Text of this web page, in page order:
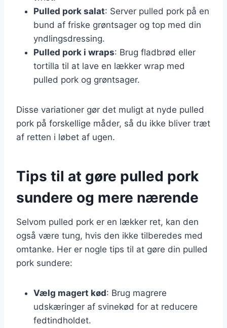
Pulled pork salat: Server pulled pork på en
bund af friske grøntsager og top med din
yndlingsdressing.
Pulled pork i wraps: Brug fladbrød eller
tortilla til at lave en lækker wrap med
pulled pork og grøntsager.
Disse variationer gør det muligt at nyde pulled
pork på forskellige måder, så du ikke bliver træt
af retten i løbet af ugen.
Tips til at gøre pulled pork
sundere og mere nærende
Selvom pulled pork er en lækker ret, kan den
også være tung, hvis den ikke tilberedes med
omtanke. Her er nogle tips til at gøre din pulled
pork sundere:
Vælg magert kød: Brug magrere
udskæringer af svinekød for at reducere
fedtindholdet.